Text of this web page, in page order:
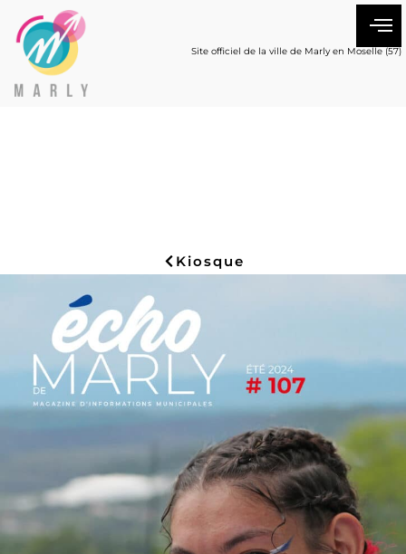
Site officiel de la ville de Marly en Moselle (57)
Kiosque